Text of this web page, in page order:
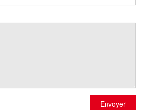
Envoyer